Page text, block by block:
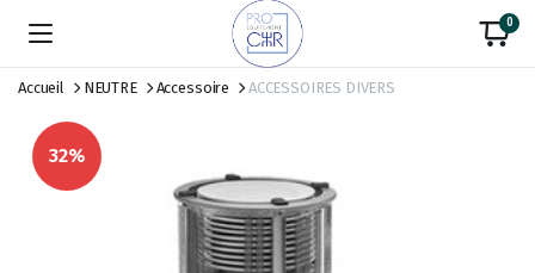
0
Accueil NEUTRE Accessoire ACCESSOIRES DIVERS
32%